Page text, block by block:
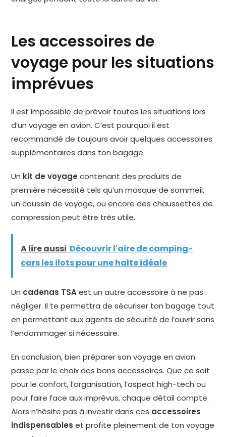
Les accessoires de
voyage pour les situations
imprévues
Il est impossible de prévoir toutes les situations lors
d’un voyage en avion. C’est pourquoi il est
recommandé de toujours avoir quelques accessoires
supplémentaires dans ton bagage.
Un kit de voyage contenant des produits de
première nécessité tels qu’un masque de sommeil,
un coussin de voyage, ou encore des chaussettes de
compression peut être très utile.
A lire aussi Découvrir l'aire de camping-
cars les ilots pour une halte idéale
Un cadenas TSAest un autre accessoire à ne pas
négliger. Il te permettra de sécuriser ton bagage tout
en permettant aux agents de sécurité de l’ouvrir sans
l’endommager si nécessaire.
En conclusion, bien préparer son voyage en avion
passe par le choix des bons accessoires. Que ce soit
pour le confort, l’organisation, l’aspect high-tech ou
pour faire face aux imprévus, chaque détail compte.
Alors n’hésite pas à investir dans ces accessoires
indispensables et profite pleinement de ton voyage